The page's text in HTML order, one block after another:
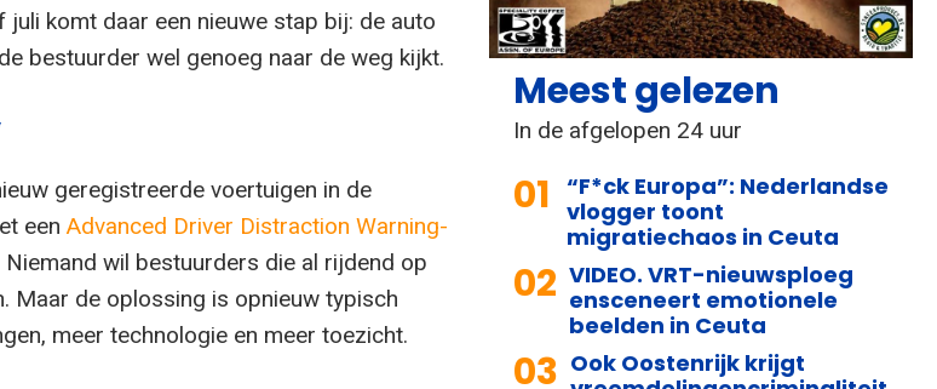
komt daar een nieuwe stap bij: de auto
bestuurder wel genoeg naar de weg kijkt.
geregistreerde voertuigen in de
een Advanced Driver Distraction Warning-
Niemand wil bestuurders die al rijdend op
Maar de oplossing is opnieuw typisch
meer technologie en meer toezicht.
Meest gelezen
In de afgelopen 24 uur
01 “F*ck Europa”: Nederlandse
vlogger toont
migratiechaos in Ceuta
02 VIDEO. VRT-nieuwsploeg
ensceneert emotionele
beelden in Ceuta
03 Ook Oostenrijk krijgt